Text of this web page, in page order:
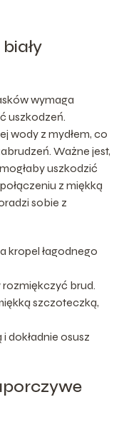
wymaga
uszkodzeń.
wody z mydłem, co
Ważne jest,
uszkodzić
z miękką
sobie z
kropel łagodnego
rozmiękczyć brud.
szczoteczką,
dokładnie osusz